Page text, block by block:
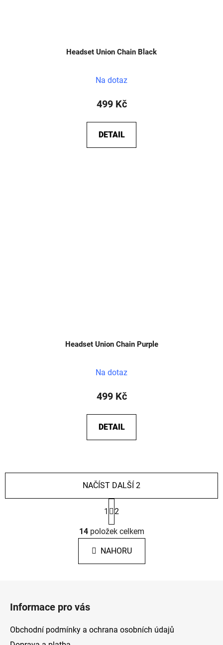
Headset Union Chain Black
Na dotaz
499 Kč
DETAIL
Headset Union Chain Purple
Na dotaz
499 Kč
DETAIL
O
v
l
á
d
v
NAČÍST DALŠÍ 2
t
r
á
n
k
1 2
14položek celkem
NAHORU
Informace pro vás
Obchodní podmínky a ochrana osobních údajů